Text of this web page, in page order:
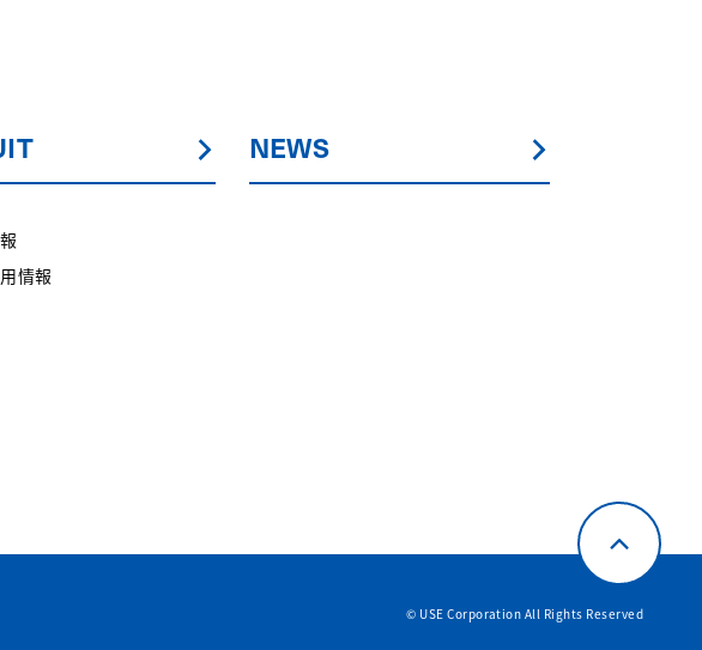
情報
NEWS
© USE Corporation All Rights Reserved